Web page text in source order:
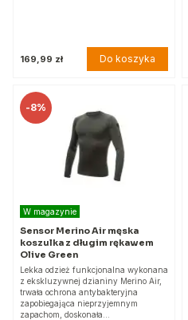
169,99 zł Do koszyka
-8%
W magazynie
Sensor Merino Air męska
koszulka z długim rękawem
Olive Green
Lekka odzież funkcjonalna wykonana
z ekskluzywnej dzianiny Merino Air,
trwała ochrona antybakteryjna
zapobiegająca nieprzyjemnym
zapachom, doskonała…